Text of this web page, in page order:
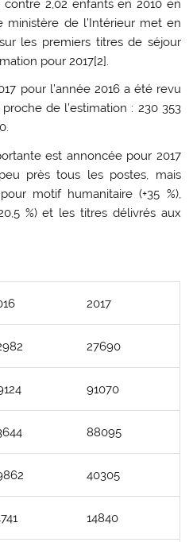
contre 2,02 enfants en 2010 en
ministère de l’Intérieur met en
les premiers titres de séjour
pour 2017[2].
pour l’année 2016 a été revu
de l’estimation : 230 353
est annoncée pour 2017
près tous les postes, mais
motif humanitaire (+35 %),
%) et les titres délivrés aux
2017
27690
91070
88095
40305
14840